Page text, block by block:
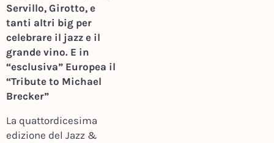
Servillo, Girotto, e
tanti altri big per
celebrare il jazz e il
grande vino. E in
“esclusiva” Europea il
“Tribute to Michael
Brecker”
La quattordicesima
edizione del Jazz &